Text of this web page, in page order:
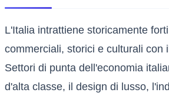
L'Italia intrattiene storicamente
commerciali, storici e culturali con
Settori di punta dell'economia
d'alta classe, il design di lusso,